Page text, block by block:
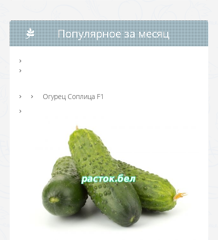
Популярное за месяц
Огурец Соплица F1